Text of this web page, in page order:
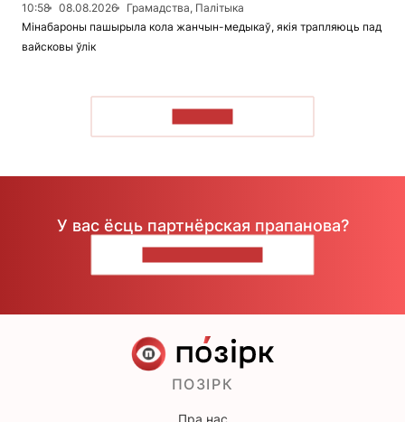
10:58
08.08.2026
Грамадства, Палітыка
Мінабароны пашырыла кола жанчын-медыкаў, якія трапляюць пад
вайсковы ўлік
У вас ёсць партнёрская прапанова?
ПОЗІРК
Пра нас